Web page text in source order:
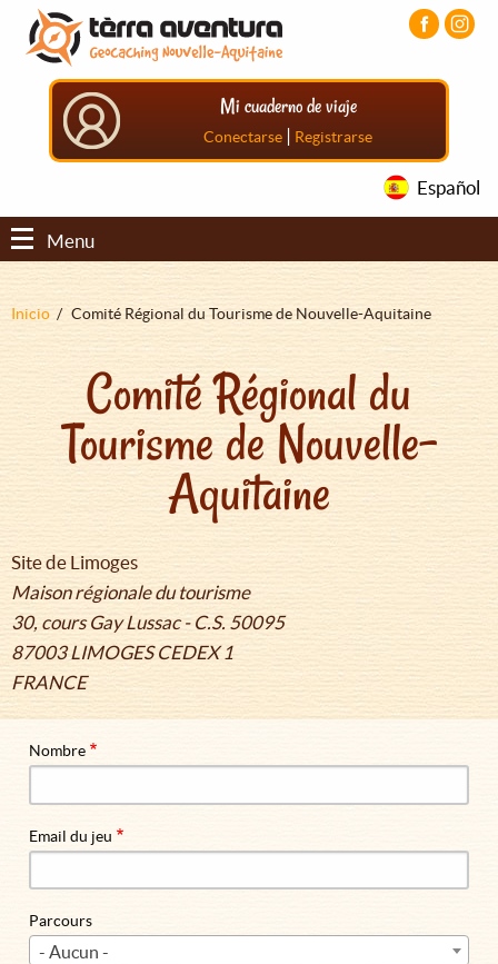
Pasar
contenido
principal
Pasar
menú
principal
Pasar
principal
Mi cuaderno de viaje
Conectarse | Registrarse
Español
Menu
Sobrescribir
ayuda
la
navegación
Inicio Comité Régional du Tourisme de Nouvelle-Aquitaine
Comité Régional du
Tourisme de Nouvelle-
Aquitaine
Site de Limoges
Maison régionale du tourisme
30, cours Gay Lussac - C.S. 50095
87003 LIMOGES CEDEX 1
FRANCE
Nombre
Email du jeu
Parcours
- Aucun -